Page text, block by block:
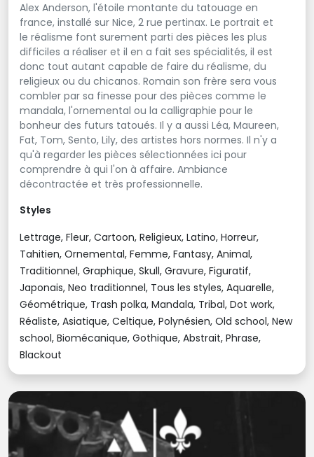
Alex Anderson, l'étoile montante du tatouage en
france, installé sur Nice, 2 rue pertinax. Le portrait et
le réalisme font surement parti des pièces les plus
difficiles a réaliser et il en a fait ses spécialités, il est
donc tout autant capable de faire du réalisme, du
religieux ou du chicanos. Romain son frère sera vous
combler par sa finesse pour des pièces comme le
mandala, l'ornemental ou la calligraphie pour le
bonheur des futurs tatoués. Il y a aussi Léa, Maureen,
Fat, Tom, Sento, Lily, des artistes hors normes. Il n'y a
qu'à regarder les pièces sélectionnées ici pour
comprendre à qui l'on à affaire. Ambiance
décontractée et très professionnelle.
Styles
Lettrage, Fleur, Cartoon, Religieux, Latino, Horreur,
Tahitien, Ornemental, Femme, Fantasy, Animal,
Traditionnel, Graphique, Skull, Gravure, Figuratif,
Japonais, Neo traditionnel, Tous les styles, Aquarelle,
Géométrique, Trash polka, Mandala, Tribal, Dot work,
Réaliste, Asiatique, Celtique, Polynésien, Old school, New
school, Biomécanique, Gothique, Abstrait, Phrase,
Blackout